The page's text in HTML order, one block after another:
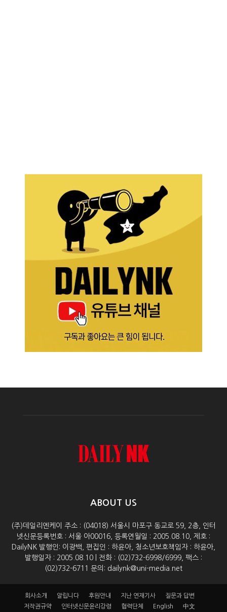
ABOUT US
(주)데일리엔케이 주소 : (04018) 서울시 마포구 동교로 59, 2층, 인터
넷신문등록번호 : 서울 아00016, 등록연월일 : 2005.08.10, 제호 :
DailyNK 발행인: 이광백, 편집인 : 하윤아, 청소년보호책임자 : 하윤아,
발행일자 : 2005.08.10 | 전화 : (02)732-6998/6999, 팩스 :
(02)732-6711 문의: dailynk@uni-media.net
회사소개 알립니다 후원안내 지난 연재기사
질문과 답변
저작권규약
인터넷신문윤리강령 협력단체 English 中文